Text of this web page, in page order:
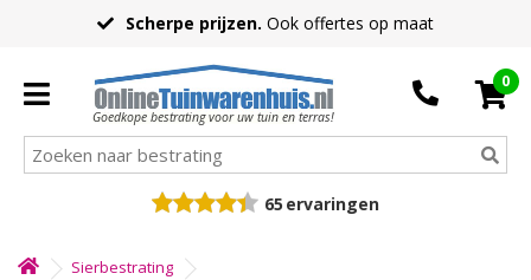
Scherpe prijzen. Ook offertes op maat
Goedkope bestrating voor uw tuin en terras!
0
65 ervaringen
Sierbestrating